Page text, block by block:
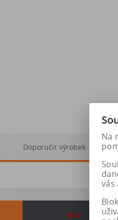
Doporučit výrobek
akce
Na
vás